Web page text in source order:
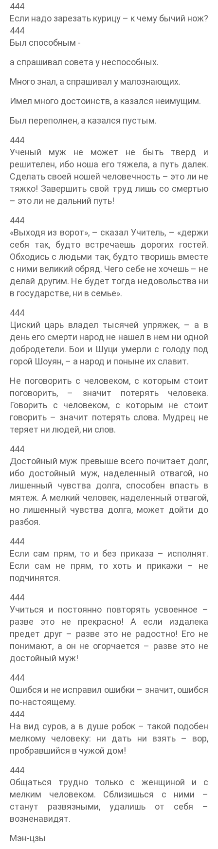
444
Если надо зарезать курицу – к чему бычий нож?
444
Был способным -
а спрашивал совета у неспособных.
Много знал, а спрашивал у малознающих.
Имел много достоинств, а казался неимущим.
Был переполнен, а казался пустым.
444
Ученый муж не может не быть тверд и
решителен, ибо ноша его тяжела, а путь далек.
Сделать своей ношей человечность – это ли не
тяжко! Завершить свой труд лишь со смертью
– это ли не дальний путь!
444
«Выходя из ворот», – сказал Учитель, – «держи
себя так, будто встречаешь дорогих гостей.
Обходись с людьми так, будто творишь вместе
с ними великий обряд. Чего себе не хочешь – не
делай другим. Не будет тогда недовольства ни
в государстве, ни в семье».
444
Циский царь владел тысячей упряжек, – а в
день его смерти народ не нашел в нем ни одной
добродетели. Бои и Шуци умерли с голоду под
горой Шоуян, – а народ и поныне их славит.
Не поговорить с человеком, с которым стоит
поговорить, – значит потерять человека.
Говорить с человеком, с которым не стоит
говорить – значит потерять слова. Мудрец не
теряет ни людей, ни слов.
444
Достойный муж превыше всего почитает долг,
ибо достойный муж, наделенный отвагой, но
лишенный чувства долга, способен впасть в
мятеж. А мелкий человек, наделенный отвагой,
но лишенный чувства долга, может дойти до
разбоя.
444
Если сам прям, то и без приказа – исполнят.
Если сам не прям, то хоть и прикажи – не
подчинятся.
444
Учиться и постоянно повторять усвоенное –
разве это не прекрасно! А если издалека
предет друг – разве это не радостно! Его не
понимают, а он не огорчается – разве это не
достойный муж!
444
Ошибся и не исправил ошибки – значит, ошибся
по-настоящему.
444
На вид суров, а в душе робок – такой подобен
мелкому человеку: ни дать ни взять – вор,
пробравшийся в чужой дом!
444
Общаться трудно только с женщиной и с
мелким человеком. Сблизишься с ними –
станут развязными, удалишь от себя –
возненавидят.
Мэн-цзы